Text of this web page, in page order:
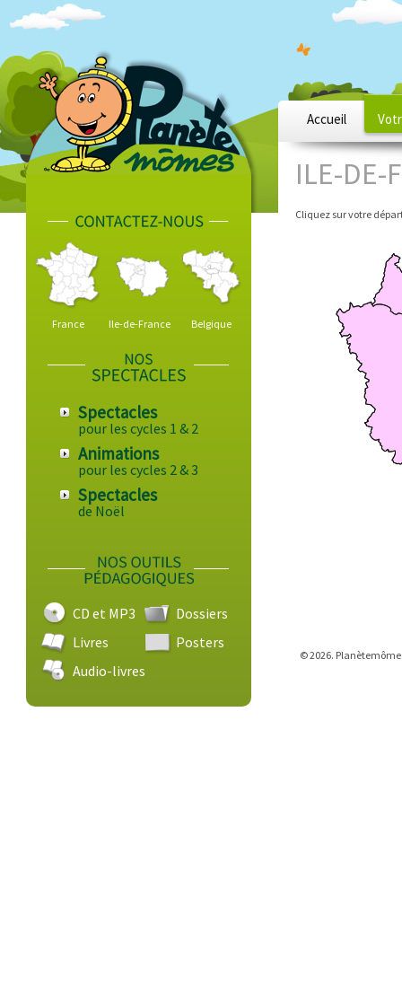
Accueil
ILE-DE-
Cliquez sur votre
© 2026.
France Ile-de-France Belgique
Spectacles
pour les cycles 1 & 2
Animations
pour les cycles 2 & 3
Spectacles
de Noël
CD et MP3
Dossiers
Livres
Posters
Audio-livres